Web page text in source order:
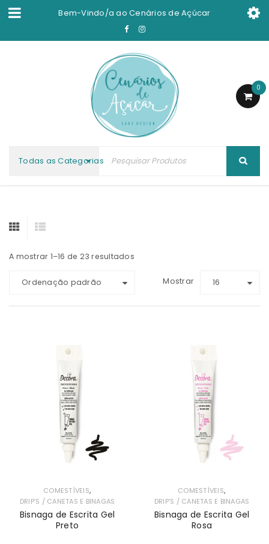
Bem-Vindo/a ao Cenários de Açúcar
0
Todas as Categorias
A mostrar 1–16 de 23 resultados
Ordenação padrão Mostrar 16
COMESTÍVEIS,
DRIP’S / CANETAS E BINAGAS
Bisnaga de Escrita Gel
Preto
COMESTÍVEIS,
DRIP’S / CANETAS E BINAGAS
Bisnaga de Escrita Gel
Rosa